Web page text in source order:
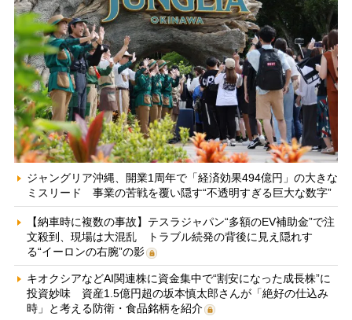
ジャングリア沖縄、開業1周年で「経済効果494億円」の大きな
ミスリード 事業の苦戦を覆い隠す“不透明すぎる巨大な数字”
【納車時に複数の事故】テスラジャパン“多額のEV補助金”で注
文殺到、現場は大混乱 トラブル続発の背後に見え隠れす
る“イーロンの右腕”の影
キオクシアなどAI関連株に資金集中で“割安になった成長株”に
投資妙味 資産1.5億円超の坂本慎太郎さんが「絶好の仕込み
時」と考える防衛・食品銘柄を紹介